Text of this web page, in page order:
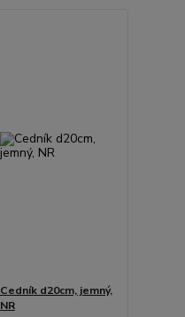
Cedník d20cm, jemný,
NR